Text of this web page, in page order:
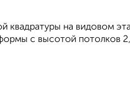
квадратуры на видовом
с высотой потолков